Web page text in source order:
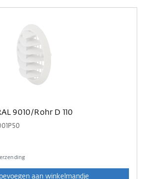
9010/Rohr D 110
aan winkelmandje